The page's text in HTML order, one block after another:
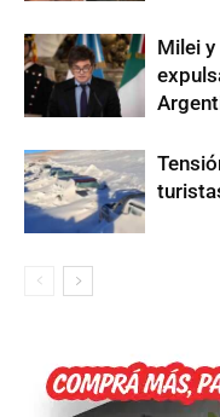
Milei y